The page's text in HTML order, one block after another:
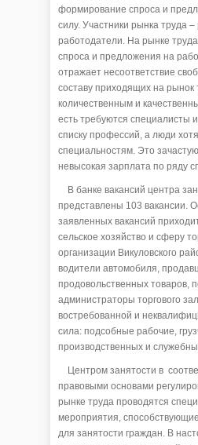
формирование спроса и
силу. Участники рынка труда –
работодатели. На рынке труда
спроса и предложения на
отражает несоответствие
составу приходящих на рынок
количественным и
есть требуются специалисты
списку профессий, а люди
специальностям. Это
невысокая зарплата по ряду
В банке вакансий центра
представлены 103 вакансии.
заявленных вакансий
сельское хозяйство и сферу
организации Викуловского
водители автомобиля,
продовольственных товаров,
администраторы торгового
востребованной и
сила: подсобные рабочие,
производственных и
Центром занятости в
правовыми основами
рынке труда проводятся
мероприятия,
для занятости граждан. В